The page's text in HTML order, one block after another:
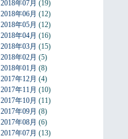
2018年07月 (19)
2018年06月 (12)
2018年05月 (12)
2018年04月 (16)
2018年03月 (15)
2018年02月 (5)
2018年01月 (8)
2017年12月 (4)
2017年11月 (10)
2017年10月 (11)
2017年09月 (8)
2017年08月 (6)
2017年07月 (13)